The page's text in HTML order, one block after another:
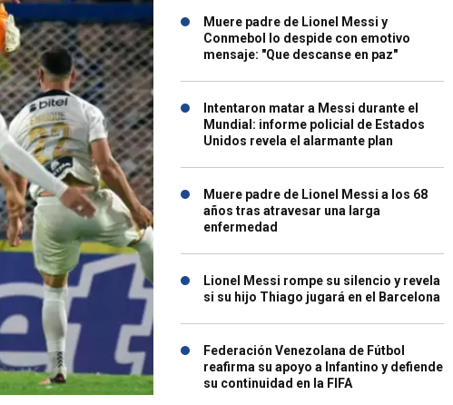
Muere padre de Lionel Messi y
Conmebol lo despide con emotivo
mensaje: "Que descanse en paz"
Intentaron matar a Messi durante el
Mundial: informe policial de Estados
Unidos revela el alarmante plan
Muere padre de Lionel Messi a los 68
años tras atravesar una larga
enfermedad
Lionel Messi rompe su silencio y revela
si su hijo Thiago jugará en el Barcelona
Federación Venezolana de Fútbol
reafirma su apoyo a Infantino y defiende
su continuidad en la FIFA